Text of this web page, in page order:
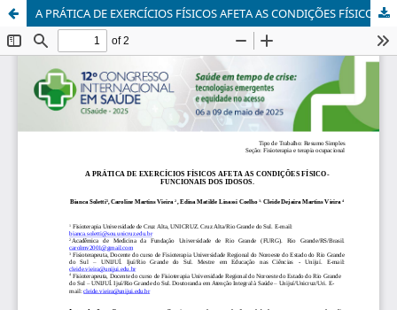
A PRÁTICA DE EXERCÍCIOS FÍSICOS AFETA AS CONDIÇÕES FÍSICOFUNCIONAIS DOS IDOSOS